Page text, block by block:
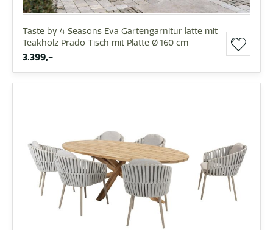
Taste by 4 Seasons Eva Gartengarnitur latte mit
Teakholz Prado Tisch mit Platte Ø 160 cm
3.399,-